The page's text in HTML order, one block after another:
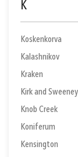
K
Koskenkorva
Kalashnikov
Kraken
Kirk and Sweeney
Knob Creek
Koniferum
Kensington